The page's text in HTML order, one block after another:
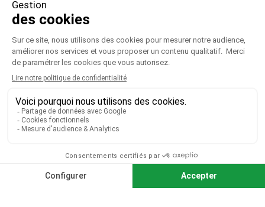
VOTRE COMPTE
CGV|CGU |Mentions légales
Paiement sécurisé
Télécharger notre catalogue
© 2026 TOUS DROITS RÉSERVÉS MIEUX VOIR